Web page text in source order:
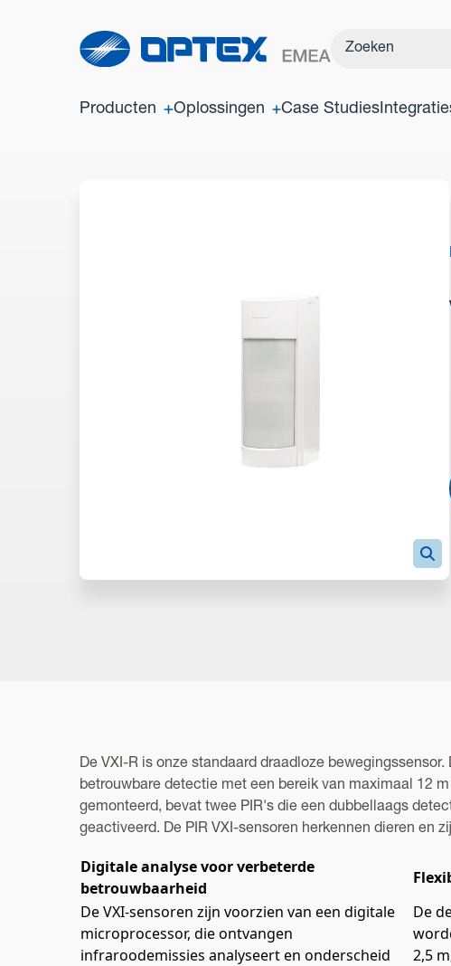
Producten Oplossingen Case Studies
De VXI-R is onze standaard draadloze
betrouwbare detectie met een bereik van maximaal 12
gemonteerd, bevat twee PIR's die een dubbellaags
geactiveerd. De PIR VXI-sensoren herkennen dieren en
Digitale analyse voor verbeterde
betrouwbaarheid
De VXI-sensoren zijn voorzien van een digitale
microprocessor, die ontvangen
infraroodemissies analyseert en onderscheid
De
2,5